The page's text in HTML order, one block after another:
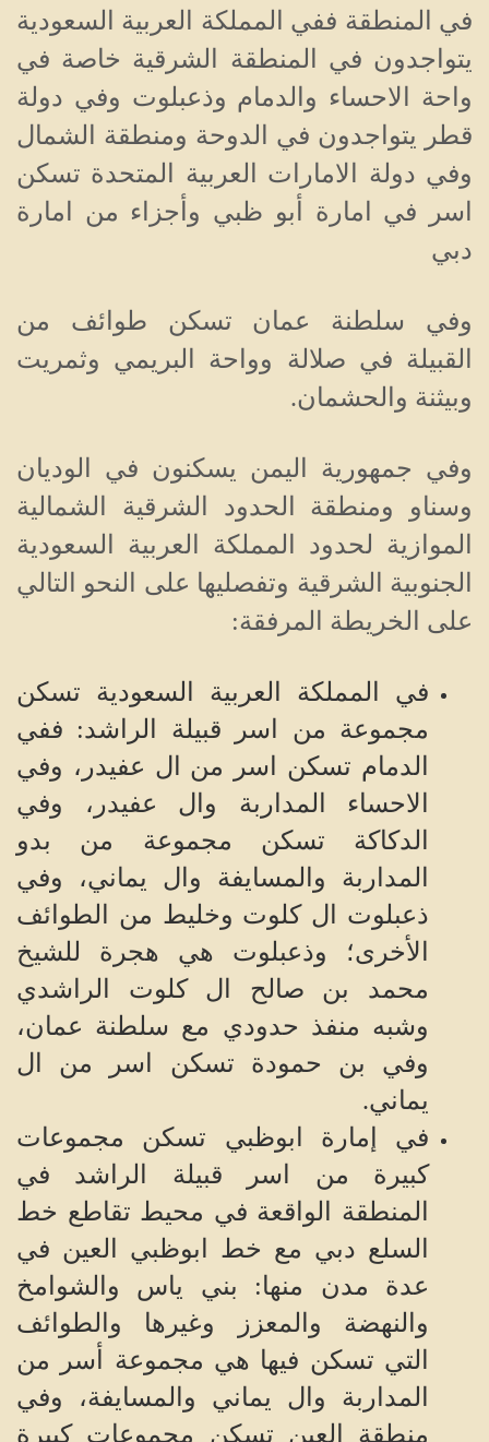
في المنطقة ففي المملكة العربية السعودية
يتواجدون في المنطقة الشرقية خاصة في
واحة الاحساء والدمام وذعبلوت وفي دولة
قطر يتواجدون في الدوحة ومنطقة الشمال
وفي دولة الامارات العربية المتحدة تسكن
اسر في امارة أبو ظبي وأجزاء من امارة
دبي
وفي سلطنة عمان تسكن طوائف من
القبيلة في صلالة وواحة البريمي وثمريت
وبيثنة والحشمان.
وفي جمهورية اليمن يسكنون في الوديان
وسناو ومنطقة الحدود الشرقية الشمالية
الموازية لحدود المملكة العربية السعودية
الجنوبية الشرقية وتفصليها على النحو التالي
على الخريطة المرفقة:
في المملكة العربية السعودية تسكن
مجموعة من اسر قبيلة الراشد: ففي
الدمام تسكن اسر من ال عفيدر، وفي
الاحساء المداربة وال عفيدر، وفي
الدكاكة تسكن مجموعة من بدو
المداربة والمسايفة وال يماني، وفي
ذعبلوت ال كلوت وخليط من الطوائف
الأخرى؛ وذعبلوت هي هجرة للشيخ
محمد بن صالح ال كلوت الراشدي
وشبه منفذ حدودي مع سلطنة عمان،
وفي بن حمودة تسكن اسر من ال
يماني.
في إمارة ابوظبي تسكن مجموعات
كبيرة من اسر قبيلة الراشد في
المنطقة الواقعة في محيط تقاطع خط
السلع دبي مع خط ابوظبي العين في
عدة مدن منها: بني ياس والشوامخ
والنهضة والمعزز وغيرها والطوائف
التي تسكن فيها هي مجموعة أسر من
المداربة وال يماني والمسايفة، وفي
منطقة العين تسكن مجموعات كبيرة